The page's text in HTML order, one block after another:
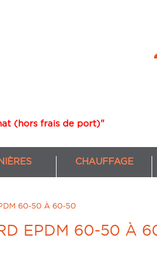
(hors frais de port)"
CHAUFFAGE
60-50 À 60-50
EPDM 60-50 À